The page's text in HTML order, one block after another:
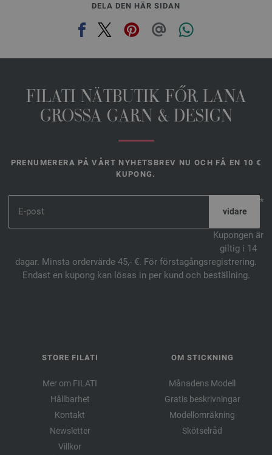
DELA DEN HÄR SIDAN
FILATI NÄTBUTIK FŐR LANA
GROSSA GARN & DESIGN
PRENUMERERA PÅ VÅRT NYHETSBREV NU OCH FÅ EN 10 €
KUPONG.
*
Kupongen är
giltig i 14
dagar. Minsta ordervärde 45,- €. För förstagångsregistrering.
Endast en kupong kan lösas in per kund och beställning.
STORE FILATI
Mer om FILATI
Hållbarhet
Kontakt
Newsletter
Villkor
OM STICKNING
Månadens Modell
Gratis beskrivningar
Modellomräkning
Skötselråd